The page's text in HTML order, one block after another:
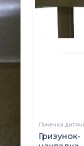
Ліжечка дитячі
Гризунок-